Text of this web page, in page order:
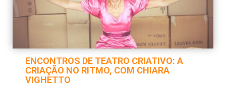
ENCONTROS DE TEATRO CRIATIVO: A
CRIAÇÃO NO RITMO, COM CHIARA
VIGHETTO